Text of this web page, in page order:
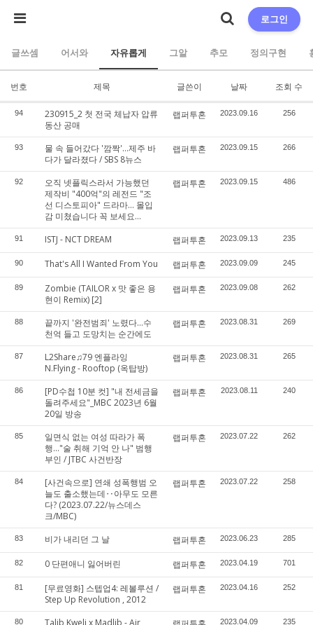
글쓰셈 어서와 자유롭게 그알 추모 정의구현
로그인
번호 제목 글쓴이 날짜 조회 수
94
230915_2 첫 전국 체납자 압류
동산 공매
랩퍼투혼 2023.09.16 256
93
물 속 들어갔다 '깜짝'…제주 바
다가 달라졌다 / SBS 8뉴스
랩퍼투혼 2023.09.15 266
92
오직 넷플릭스라서 가능했던
제작비 "400억"의 레전드 "조
선 디스토피아" 드라마... 몰입
감 미쳤습니다 꼭 보세요...
랩퍼투혼 2023.09.15 486
91 ISTJ - NCT DREAM 랩퍼투혼 2023.09.13 235
90 That's All I Wanted From You 랩퍼투혼 2023.09.09 245
89
Zombie (TAILOR x 맛 좋은 용
현이 Remix) [2]
랩퍼투혼 2023.09.08 262
88
끝까지 '완전범죄' 노렸다…수
천억 들고 도망치는 순간에도
랩퍼투혼 2023.08.31 269
87
L2Share♫79 엔플라잉
N.Flying - Rooftop (옥탑방)
랩퍼투혼 2023.08.31 265
86
[PD수첩 10분 컷] "내 전세금을
돌려주세요"_MBC 2023년 6월
20일 방송
랩퍼투혼 2023.08.11 240
85
일면식 없는 여성 따라가 폭
행…"술 취해 기억 안 나" 범행
부인 / JTBC 사건반장
랩퍼투혼 2023.07.22 262
84
[사건속으로] 연쇄 성폭행범 오
늘도 출소했는데‥아무도 모른
다? (2023.07.22/뉴스데스
크/MBC)
랩퍼투혼 2023.07.22 258
83 비가 내리던 그 날 랩퍼투혼 2023.06.23 285
82 0 단편애니 잃어버린 랩퍼투혼 2023.04.19 701
81
[무료영화] 스텝업4: 레볼루션 /
Step Up Revolution , 2012
랩퍼투혼 2023.04.16 252
80
Talib Kweli x Madlib - Air
2023.04.09 235